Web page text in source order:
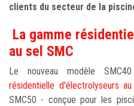
clients du secteur de la
La gamme
au sel SMC
Le nouveau modèle
résidentielle d'électrolyseurs
SMC50 - conçue pour les